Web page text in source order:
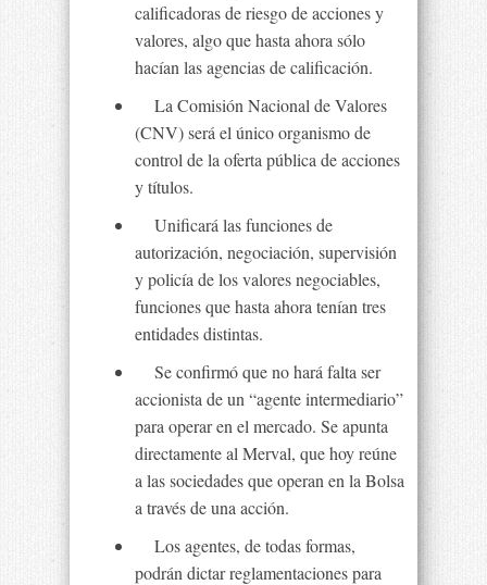
calificadoras de riesgo de acciones y
valores, algo que hasta ahora sólo
hacían las agencias de calificación.
La Comisión Nacional de Valores
(CNV) será el único organismo de
control de la oferta pública de acciones
y títulos.
Unificará las funciones de
autorización, negociación, supervisión
y policía de los valores negociables,
funciones que hasta ahora tenían tres
entidades distintas.
Se confirmó que no hará falta ser
accionista de un “agente intermediario”
para operar en el mercado. Se apunta
directamente al Merval, que hoy reúne
a las sociedades que operan en la Bolsa
a través de una acción.
Los agentes, de todas formas,
podrán dictar reglamentaciones para